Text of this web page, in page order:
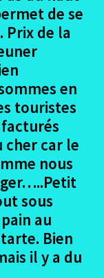
de se
Prix de la
en
touristes
cher car le
nous
sous
au
Bien
il y a du